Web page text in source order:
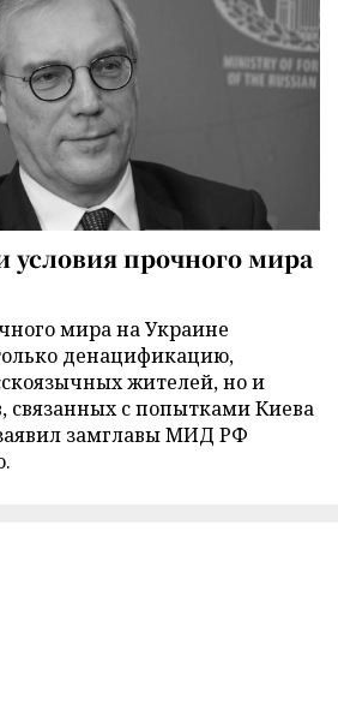
прочного мира
мира на Украине
денацификацию,
жителей, но и
связанных с попытками Киева
замглавы МИД РФ